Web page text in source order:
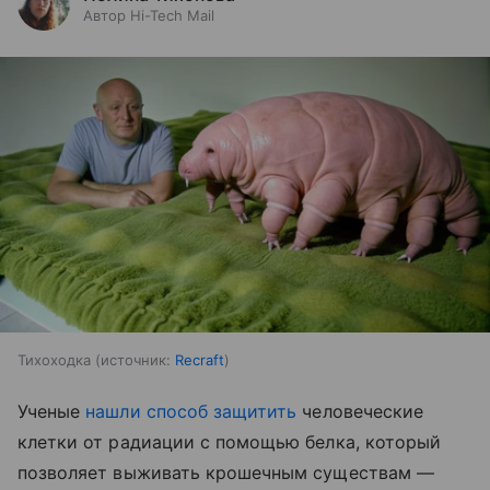
Автор Hi-Tech Mail
Тихоходка источник: Recraft
Ученые нашли способ защитить человеческие
клетки от радиации с помощью белка, который
позволяет выживать крошечным существам —